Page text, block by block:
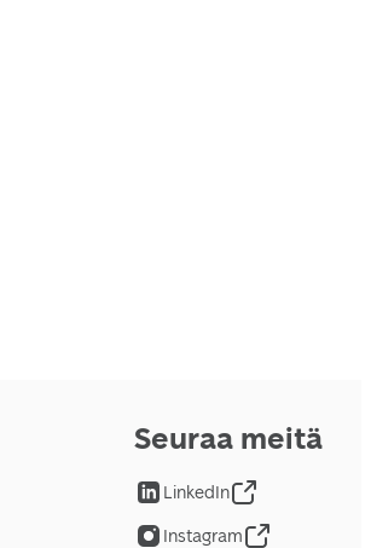
Seuraa meitä
LinkedIn
Instagram